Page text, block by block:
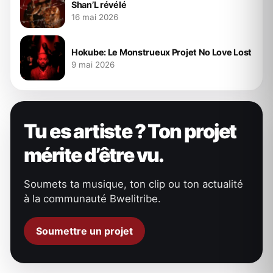
Shan’L révélé
16 mai 2026
Hokube: Le Monstrueux Projet No Love Lost
9 mai 2026
Tu es artiste ? Ton projet
mérite d’être vu.
Soumets ta musique, ton clip ou ton actualité
à la communauté Bwelitribe.
Soumettre un projet